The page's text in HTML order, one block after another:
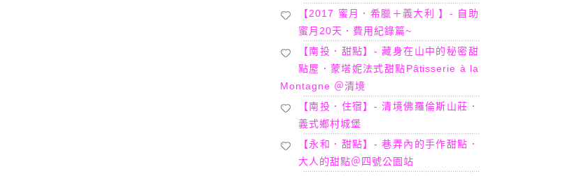
【2017 蜜月．希臘＋義大利 】- 自助
蜜月20天．費用紀錄篇~
【南投．甜點】- 藏身在山中的秘密甜
點屋．蒙塔妮法式甜點Pâtisserie à la
Montagne ＠清境
【南投．住宿】- 清境佛羅倫斯山莊．
義式鄉村城堡
【永和．甜點】- 巷弄內的手作甜點．
大人的甜點＠四號公園站